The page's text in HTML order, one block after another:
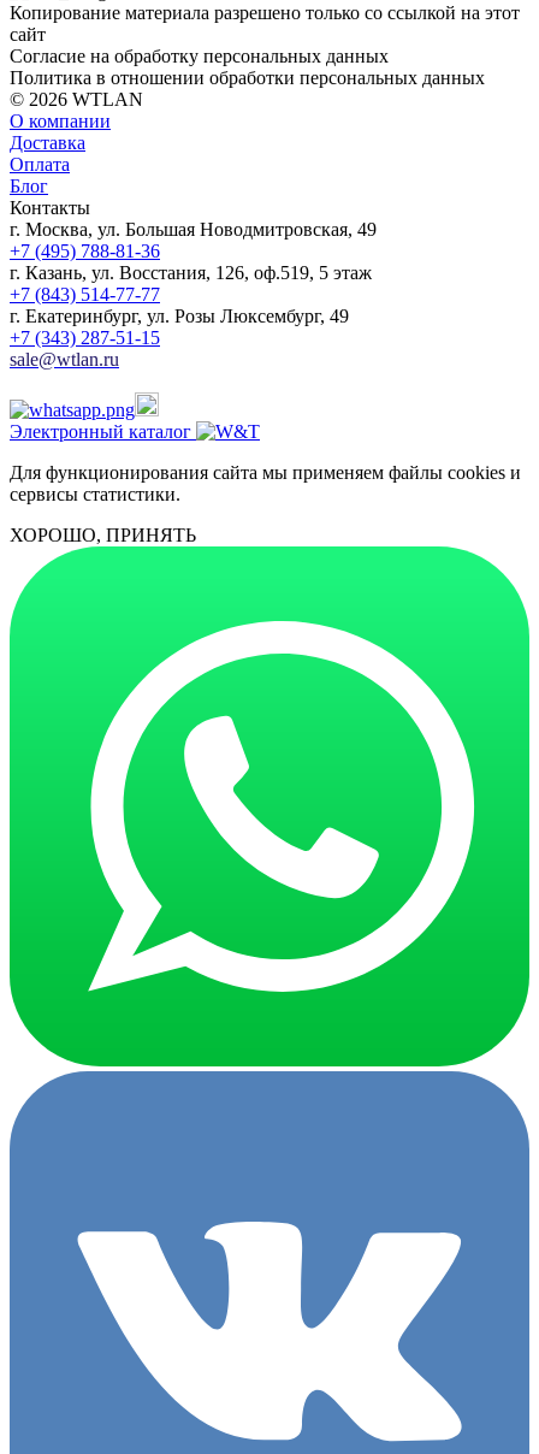
Копирование материала разрешено только со ссылкой на этот
сайт
Согласие на обработку персональных данных
Политика в отношении обработки персональных данных
© 2026 WTLAN
О компании
Доставка
Оплата
Блог
Контакты
г. Москва, ул. Большая Новодмитровская, 49
+7 (495) 788-81-36
г. Казань, ул. Восстания, 126, оф.519, 5 этаж
+7 (843) 514-77-77
г. Екатеринбург, ул. Розы Люксембург, 49
+7 (343) 287-51-15
sale@wtlan.ru
Электронный каталог
Для функционирования сайта мы применяем файлы cookies и
сервисы статистики.
ХОРОШО, ПРИНЯТЬ